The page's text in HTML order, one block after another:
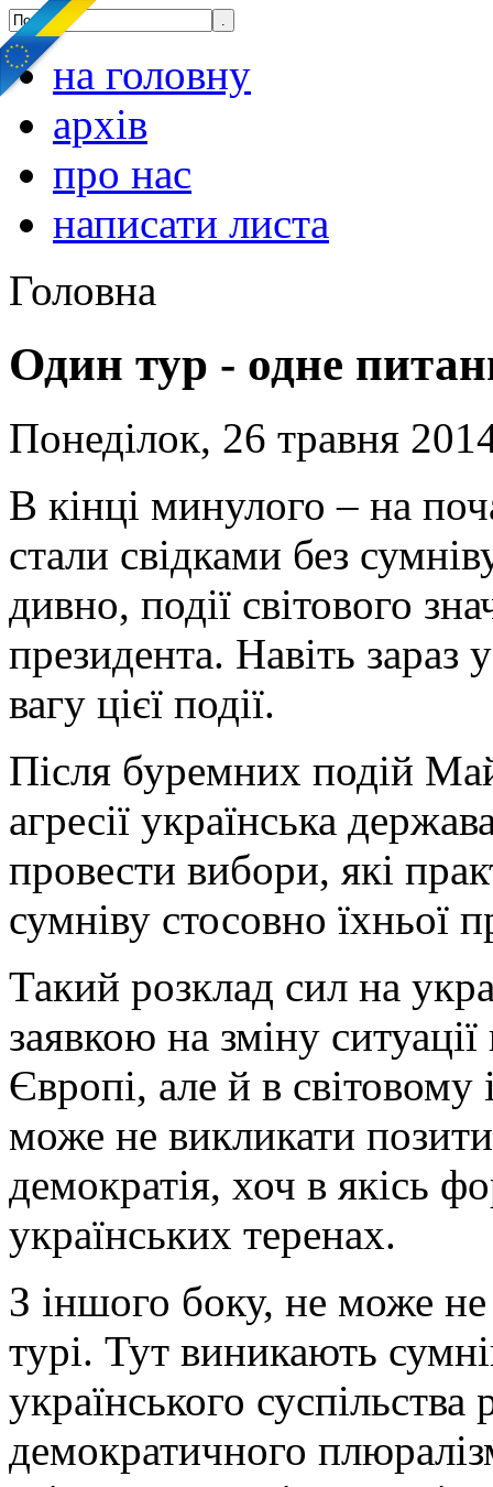
на головну
архів
про нас
написати листа
Головна
Один тур - одне
Понеділок, 26 травня
В кінці минулого – на
стали свідками без
дивно, події світового
президента. Навіть
вагу цієї події.
Після буремних подій
агресії українська
провести вибори, які
сумніву стосовно їхньої
Такий розклад сил на
заявкою на зміну
Європі, але й в світовому
може не викликати
демократія, хоч в якісь
українських теренах.
З іншого боку, не може
турі. Тут виникають
українського
демократичного